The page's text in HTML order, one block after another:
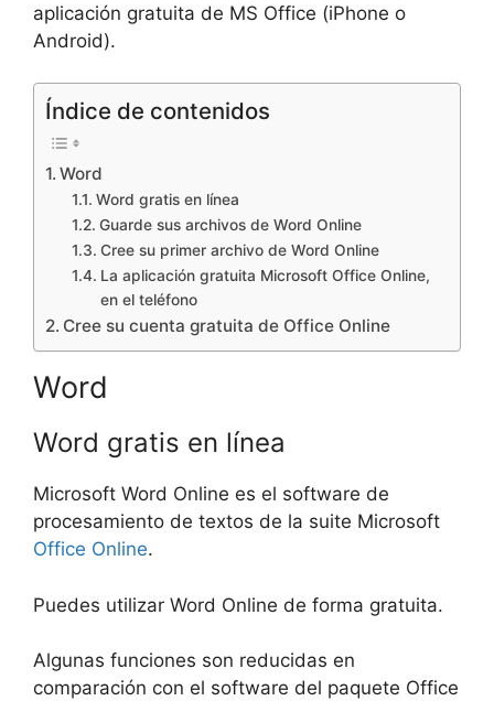
aplicación gratuita de MS Office (iPhone o
Android).
Índice de contenidos
Word
Word gratis en línea
Guarde sus archivos de Word Online
Cree su primer archivo de Word Online
La aplicación gratuita Microsoft Office Online,
en el teléfono
Cree su cuenta gratuita de Office Online
Word
Word gratis en línea
Microsoft Word Online es el software de
procesamiento de textos de la suite Microsoft
Office Online.
Puedes utilizar Word Online de forma gratuita.
Algunas funciones son reducidas en
comparación con el software del paquete Office